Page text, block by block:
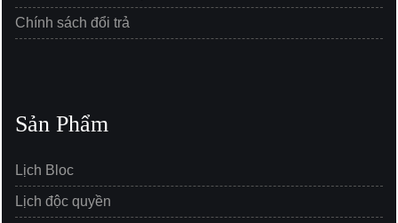
Chính sách đổi trả
Sản Phẩm
Lịch Bloc
Lịch độc quyền